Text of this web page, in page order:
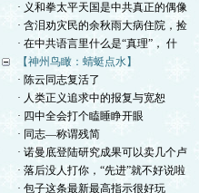
· 义和拳太平天国是中共真正的偶像
· 含泪劝灾民的余秋雨大病住院，捡
· 在中共语言里什么是“真理”， 什
【神州鸟瞰：蜻蜓点水】
· 陈云同志复活了
· 人类正义追求中的报复与宽恕
· 四中全会打个瞌睡睁开眼
· 同志—称谓残简
· 诺曼底登陆研究成果可以卖几个卢
· 落后没人打你，“先进”就不好说啦
· 包子这条最新最高指示很好玩